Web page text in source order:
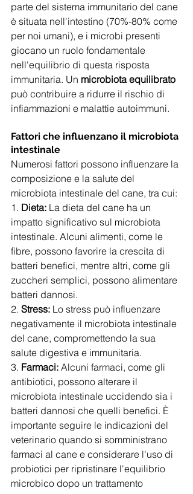
parte del sistema immunitario del cane
è situata nell'intestino (70%-80% come
per noi umani), e i microbi presenti
giocano un ruolo fondamentale
nell'equilibrio di questa risposta
immunitaria. Un microbiota equilibrato
può contribuire a ridurre il rischio di
infiammazioni e malattie autoimmuni.
Fattori che influenzano il microbiota
intestinale
Numerosi fattori possono influenzare la
composizione e la salute del
microbiota intestinale del cane, tra cui:
1. Dieta: La dieta del cane ha un
impatto significativo sul microbiota
intestinale. Alcuni alimenti, come le
fibre, possono favorire la crescita di
batteri benefici, mentre altri, come gli
zuccheri semplici, possono alimentare
batteri dannosi.
2. Stress: Lo stress può influenzare
negativamente il microbiota intestinale
del cane, compromettendo la sua
salute digestiva e immunitaria.
3. Farmaci: Alcuni farmaci, come gli
antibiotici, possono alterare il
microbiota intestinale uccidendo sia i
batteri dannosi che quelli benefici. È
importante seguire le indicazioni del
veterinario quando si somministrano
farmaci al cane e considerare l'uso di
probiotici per ripristinare l'equilibrio
microbico dopo un trattamento